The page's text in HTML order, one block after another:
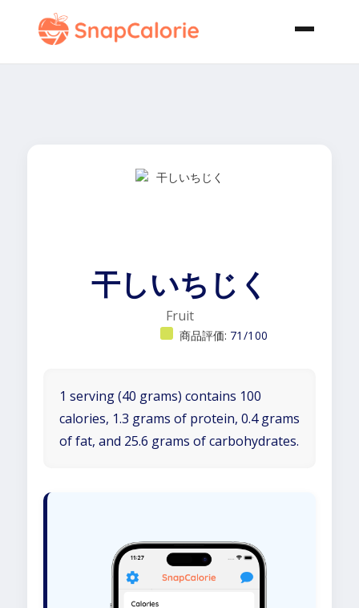
干しいちじく
Fruit
商品評価: 71/100
1 serving (40 grams) contains 100
calories, 1.3 grams of protein, 0.4 grams
of fat, and 25.6 grams of carbohydrates.